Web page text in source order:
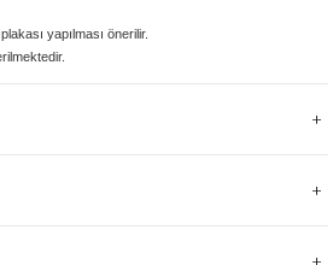
yapılması önerilir.